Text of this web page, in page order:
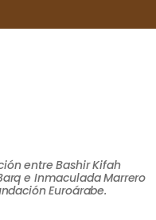
entre Bashir Kifah
e Inmaculada Marrero
Euroárabe.